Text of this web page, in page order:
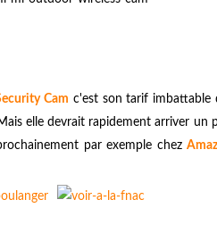
Cam c'est son tarif imbattable
elle devrait rapidement arriver un
par exemple chez